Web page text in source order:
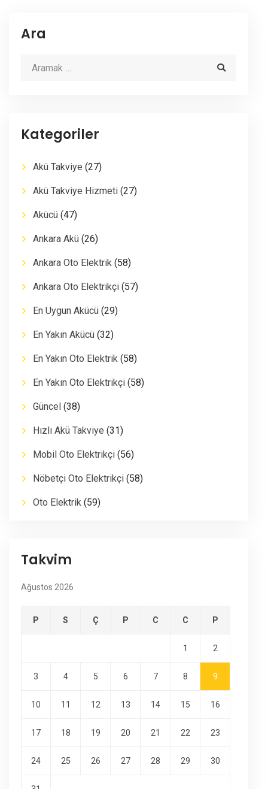
Ara
Kategoriler
Akü Takviye (27)
Akü Takviye Hizmeti (27)
Akücü (47)
Ankara Akü (26)
Ankara Oto Elektrik (58)
Ankara Oto Elektrikçi (57)
En Uygun Akücü (29)
En Yakın Akücü (32)
En Yakın Oto Elektrik (58)
En Yakın Oto Elektrikçi (58)
Güncel (38)
Hızlı Akü Takviye (31)
Mobil Oto Elektrikçi (56)
Nöbetçi Oto Elektrikçi (58)
Oto Elektrik (59)
Takvim
Ağustos 2026
P S Ç P C C P
1 2
3 4 5 6 7 8 9
10 11 12 13 14 15 16
17 18 19 20 21 22 23
24 25 26 27 28 29 30